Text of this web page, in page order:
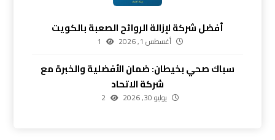
أفضل شركة لإزالة الروائح الصعبة بالكويت
أغسطس 1, 2026 1
سباك صحي بخيطان: ضمان الأفضلية والخبرة مع
شركة الاتحاد
يوليو 30, 2026 2